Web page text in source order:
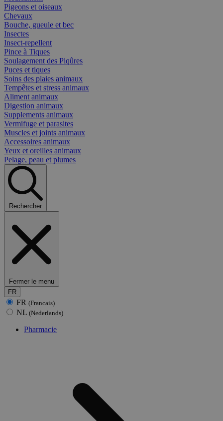
Pigeons et oiseaux
Chevaux
Bouche, gueule et bec
Insectes
Insect-repellent
Pince à Tiques
Soulagement des Piqûres
Puces et tiques
Soins des plaies animaux
Tempêtes et stress animaux
Aliment animaux
Digestion animaux
Supplements animaux
Vermifuge et parasites
Muscles et joints animaux
Accessoires animaux
Yeux et oreilles animaux
Pelage, peau et plumes
Rechercher
Fermer le menu
FR
FR (Francais)
NL (Nederlands)
Pharmacie